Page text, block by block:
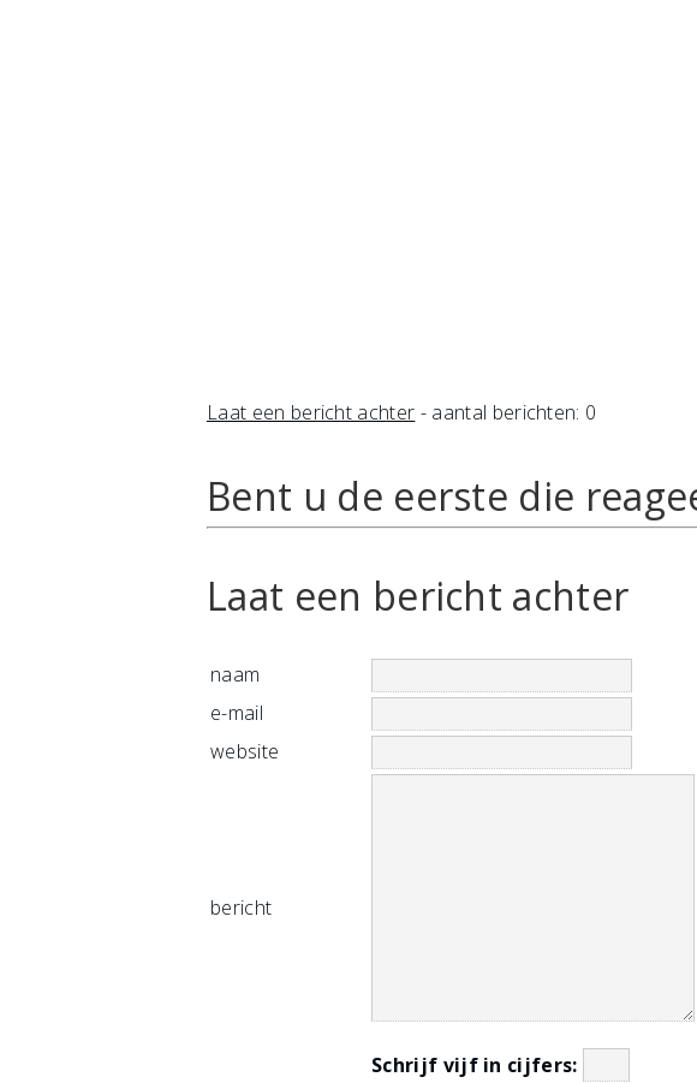
Laat een bericht achter - aantal berichten: 0
Bent u de eerste die
Laat een bericht achter
naam
e-mail
website
bericht
Schrijf vijf in cijfers: